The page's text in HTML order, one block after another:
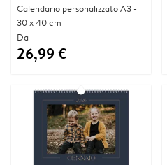
Calendario personalizzato A3 -
30 x 40 cm
Da
26,99 €